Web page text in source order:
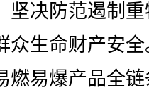
坚决防范遏制
众生命财产安
燃易爆产品全